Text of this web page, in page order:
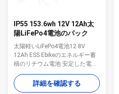
IP55 153.6wh 12V 12Ah太
陽LiFePo4電池のパック
太陽軽いLiFePo4電池12.8V
12Ah ESS Ebikeのエネルギー蓄
積のリチウム電池 安定した電圧
および働き性能の新しい元の
lifepo4電池細胞 手入れ不要低い
自己放電率および使用可能なタ
詳細を確認する